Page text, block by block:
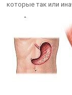
которые так или